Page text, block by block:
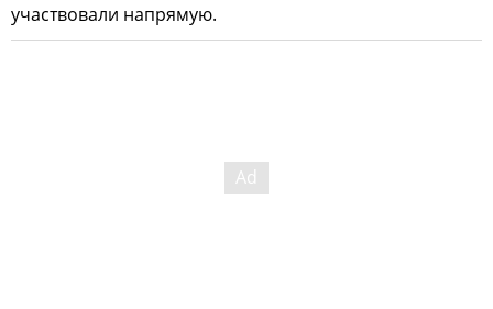
участвовали напрямую.